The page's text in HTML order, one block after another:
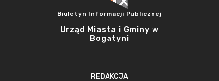
Biuletyn Informacji Publicznej
Urząd Miasta i Gminy w
Bogatyni
REDAKCJA